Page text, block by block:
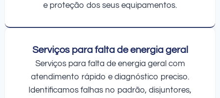
e proteção dos seus equipamentos.
Serviços para falta de energia geral
Serviços para falta de energia geral com
atendimento rápido e diagnóstico preciso.
Identificamos falhas no padrão, disjuntores,